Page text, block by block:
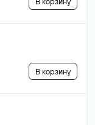
В корзину